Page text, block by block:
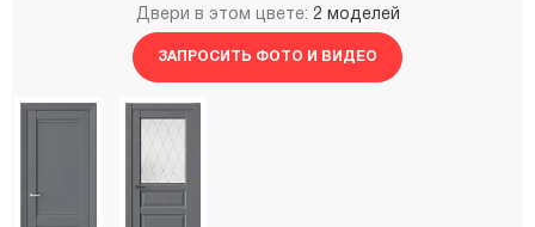
Двери в этом цвете: 2 моделей
ЗАПРОСИТЬ ФОТО И ВИДЕО